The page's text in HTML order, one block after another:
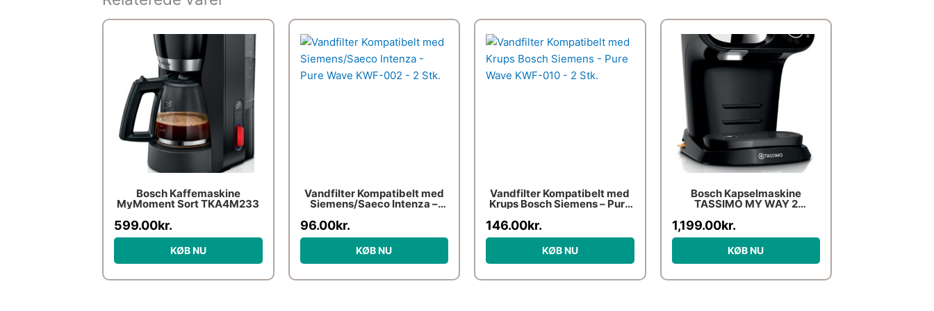
Bosch Kaffemaskine
MyMoment Sort TKA4M233
599.00kr.
KØB NU
Vandfilter Kompatibelt med
Siemens/Saeco Intenza –
96.00kr.
KØB NU
Vandfilter Kompatibelt med
Krups Bosch Siemens – Pure
146.00kr.
KØB NU
Bosch Kapselmaskine
TASSIMO MY WAY 2
1,199.00kr.
KØB NU